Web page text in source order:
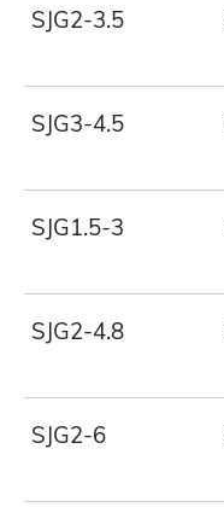
SJG2-3.5
SJG3-4.5
SJG1.5-3
SJG2-4.8
SJG2-6